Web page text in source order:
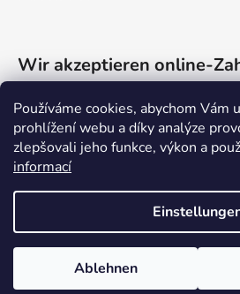
Používáme cookies, abychom Vám
prohlížení webu a díky analýze
zlepšovali jeho funkce, výkon a
informací
Ablehnen
Wir akzeptieren online-
Copyright 2026Priessnitzův zábal .